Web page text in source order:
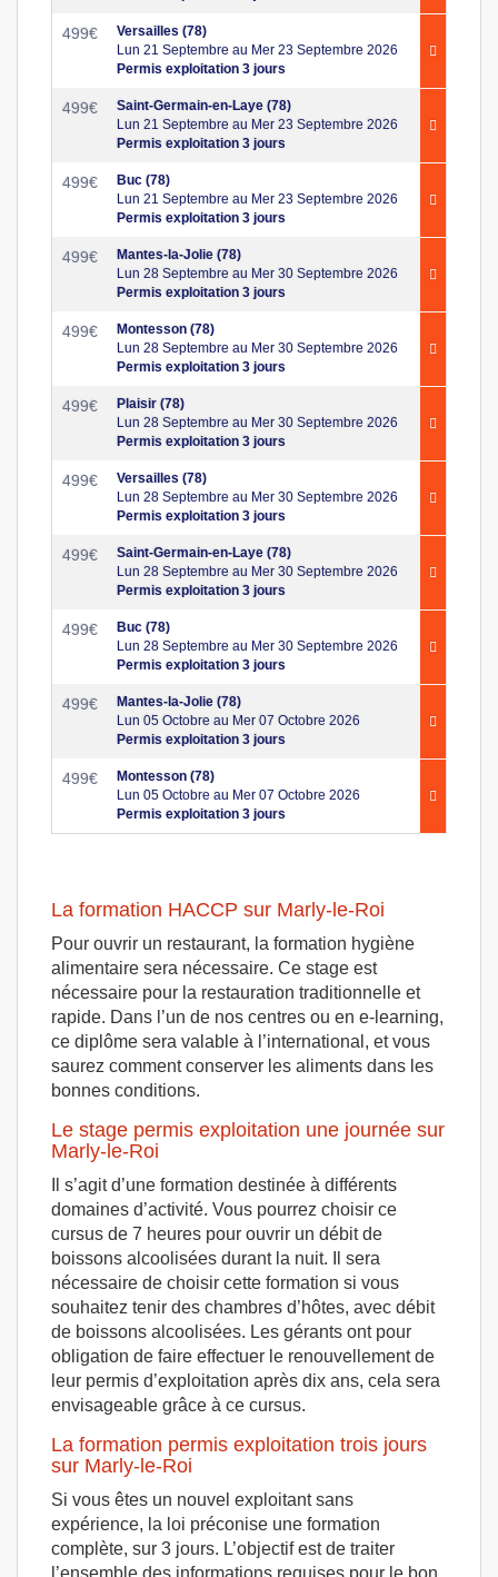
499€
Versailles (78)
Lun 21 Septembre au Mer 23 Septembre 2026
Permis exploitation 3 jours
499€
Saint-Germain-en-Laye (78)
Lun 21 Septembre au Mer 23 Septembre 2026
Permis exploitation 3 jours
499€
Buc (78)
Lun 21 Septembre au Mer 23 Septembre 2026
Permis exploitation 3 jours
499€
Mantes-la-Jolie (78)
Lun 28 Septembre au Mer 30 Septembre 2026
Permis exploitation 3 jours
499€
Montesson (78)
Lun 28 Septembre au Mer 30 Septembre 2026
Permis exploitation 3 jours
499€
Plaisir (78)
Lun 28 Septembre au Mer 30 Septembre 2026
Permis exploitation 3 jours
499€
Versailles (78)
Lun 28 Septembre au Mer 30 Septembre 2026
Permis exploitation 3 jours
499€
Saint-Germain-en-Laye (78)
Lun 28 Septembre au Mer 30 Septembre 2026
Permis exploitation 3 jours
499€
Buc (78)
Lun 28 Septembre au Mer 30 Septembre 2026
Permis exploitation 3 jours
499€
Mantes-la-Jolie (78)
Lun 05 Octobre au Mer 07 Octobre 2026
Permis exploitation 3 jours
499€
Montesson (78)
Lun 05 Octobre au Mer 07 Octobre 2026
Permis exploitation 3 jours
La formation HACCP sur Marly-le-Roi
Pour ouvrir un restaurant, la formation hygiène
alimentaire sera nécessaire. Ce stage est
nécessaire pour la restauration traditionnelle et
rapide. Dans l’un de nos centres ou en e-learning,
ce diplôme sera valable à l’international, et vous
saurez comment conserver les aliments dans les
bonnes conditions.
Le stage permis exploitation une journée sur
Marly-le-Roi
Il s’agit d’une formation destinée à différents
domaines d’activité. Vous pourrez choisir ce
cursus de 7 heures pour ouvrir un débit de
boissons alcoolisées durant la nuit. Il sera
nécessaire de choisir cette formation si vous
souhaitez tenir des chambres d’hôtes, avec débit
de boissons alcoolisées. Les gérants ont pour
obligation de faire effectuer le renouvellement de
leur permis d’exploitation après dix ans, cela sera
envisageable grâce à ce cursus.
La formation permis exploitation trois jours
sur Marly-le-Roi
Si vous êtes un nouvel exploitant sans
expérience, la loi préconise une formation
complète, sur 3 jours. L’objectif est de traiter
l’ensemble des informations requises pour le bon